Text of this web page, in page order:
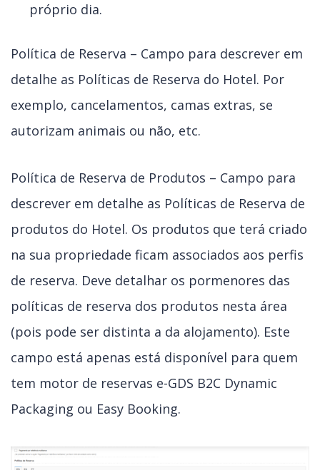
próprio dia.
Política de Reserva – Campo para descrever em
detalhe as Políticas de Reserva do Hotel. Por
exemplo, cancelamentos, camas extras, se
autorizam animais ou não, etc.
Política de Reserva de Produtos – Campo para
descrever em detalhe as Políticas de Reserva de
produtos do Hotel. Os produtos que terá criado
na sua propriedade ficam associados aos perfis
de reserva. Deve detalhar os pormenores das
políticas de reserva dos produtos nesta área
(pois pode ser distinta a da alojamento). Este
campo está apenas está disponível para quem
tem motor de reservas e-GDS B2C Dynamic
Packaging ou Easy Booking.